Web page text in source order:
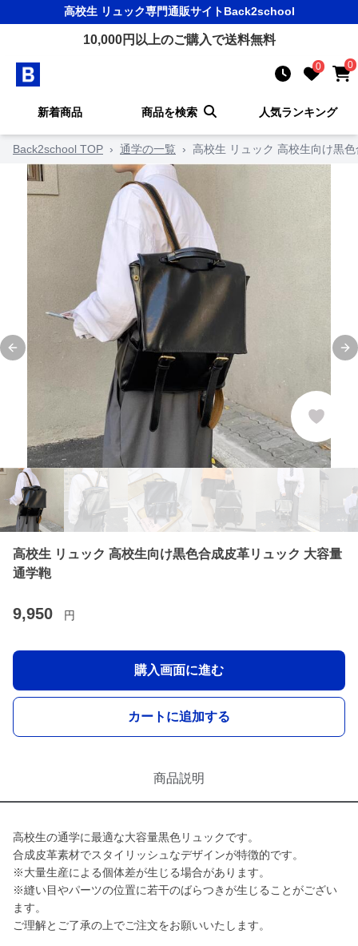
高校生 リュック専門通販サイトBack2school
10,000円以上のご購入で送料無料
0 0
新着商品 商品を検索 人気ランキング
Back2school TOP › 通学の一覧 › 高校生 リュック 高校生向け黒
Previous slide
高校生 リュック 高校生向け黒色合成皮革リュック 大容量
通学鞄
9,950 円
購入画面に進む
カートに追加する
商品説明
高校生の通学に最適な大容量黒色リュックです。
合成皮革素材でスタイリッシュなデザインが特徴的です。
※大量生産による個体差が生じる場合があります。
※縫い目やパーツの位置に若干のばらつきが生じることがござい
ます。
ご理解とご了承の上でご注文をお願いいたします。